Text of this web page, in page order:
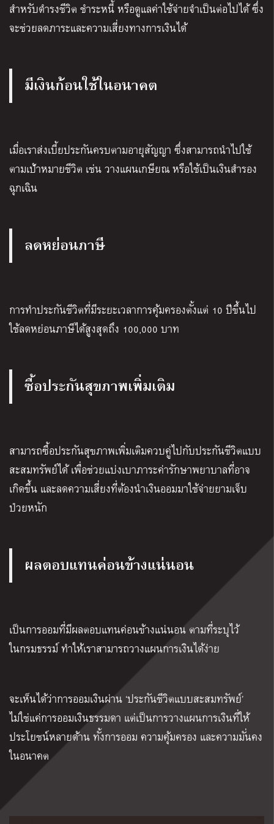
สำหรับดำรงชีวิต ชำระหนี้ หรือดูแลค่าใช้จ่ายจำเป็นต่อไปได้ ซึ่ง
จะช่วยลดภาระและความเสี่ยงทางการเงินได้
มีเงินก้อนใช้ในอนาคต
เมื่อเราส่งเบี้ยประกันครบตามอายุสัญญา ซึ่งสามารถนำไปใช้
ตามเป้าหมายชีวิต เช่น วางแผนเกษียณ หรือใช้เป็นเงินสำรอง
ฉุกเฉิน
ลดหย่อนภาษี
การทำประกันชีวิตที่มีระยะเวลาการคุ้มครองตั้งแต่ 10 ปีขึ้นไป
ใช้ลดหย่อนภาษีได้สูงสุดถึง 100,000 บาท
ซื้อประกันสุขภาพเพิ่มเติม
สามารถซื้อประกันสุขภาพเพิ่มเติมควบคู่ไปกับประกันชีวิตแบบ
สะสมทรัพย์ได้ เพื่อช่วยแบ่งเบาภาระค่ารักษาพยาบาลที่อาจ
เกิดขึ้น และลดความเสี่ยงที่ต้องนำเงินออมมาใช้จ่ายยามเจ็บ
ป่วยหนัก
ผลตอบแทนค่อนข้างแน่นอน
เป็นการออมที่มีผลตอบแทนค่อนข้างแน่นอน ตามที่ระบุไว้
ในกรมธรรม์ ทำให้เราสามารถวางแผนการเงินได้ง่าย
จะเห็นได้ว่าการออมเงินผ่าน ‘ประกันชีวิตแบบสะสมทรัพย์’
ไม่ใช่แค่การออมเงินธรรมดา แต่เป็นการวางแผนการเงินที่ให้
ประโยชน์หลายด้าน ทั้งการออม ความคุ้มครอง และความมั่นคง
ในอนาคต